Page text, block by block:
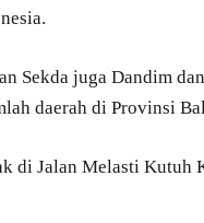
Sekda juga Dandim
daerah di Provinsi
di Jalan Melasti Kutuh